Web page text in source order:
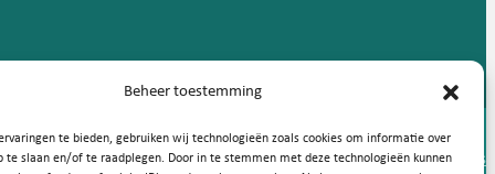
Beheer toestemming
te bieden, gebruiken wij technologieën zoals cookies om informatie over
te slaan en/of te raadplegen. Door in te stemmen met deze technologieën kunnen
Privacy statementCookies